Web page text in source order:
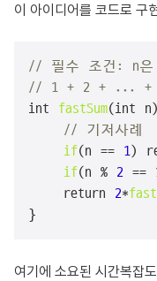
이 아이디어를 코드로 구
// 필수 조건: n은
// 1 + 2 + ... + n
int fastSum(int
// 기저사례
if(n == 1)
if(n % 2 ==
    return
2*
}
여기에 소요된 시간복잡